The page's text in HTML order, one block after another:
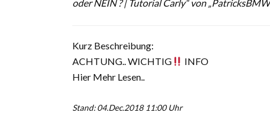
oder NEIN ? | Tutorial Carly“ von
Kurz Beschreibung:
ACHTUNG.. WICHTIG
INFO
Hier Mehr Lesen..
Stand: 04.Dec.2018 11:00 Uhr